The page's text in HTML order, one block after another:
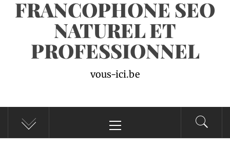
FRANCOPHONE SEO
NATUREL ET
PROFESSIONNEL
vous-ici.be
principal